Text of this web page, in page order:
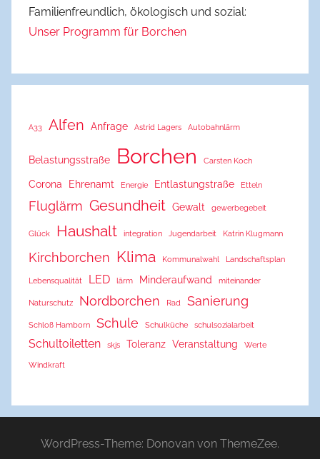
Familienfreundlich, ökologisch und sozial:
Unser Programm für Borchen
A33 Alfen Anfrage Astrid Lagers Autobahnlärm
Belastungsstraße Borchen Carsten Koch
Corona Ehrenamt Energie Entlastungstraße Etteln
Fluglärm Gesundheit Gewalt gewerbegebeit
Glück Haushalt integration Jugendarbeit Katrin Klugmann
Kirchborchen Klima Kommunalwahl Landschaftsplan
Lebensqualität LED lärm Minderaufwand miteinander
Naturschutz Nordborchen Rad Sanierung
Schloß Hamborn Schule Schulküche schulsozialarbeit
Schultoiletten skjs Toleranz Veranstaltung Werte
Windkraft
WordPress-Theme: Donovan von ThemeZee.